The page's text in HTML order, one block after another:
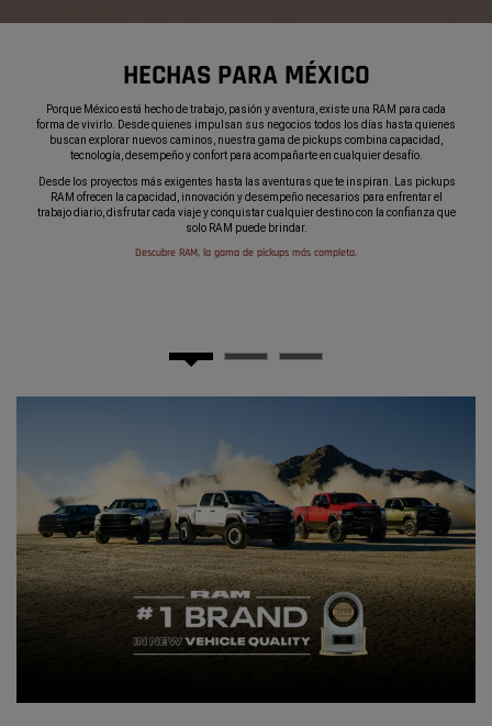
HECHAS PARA MÉXICO
Porque México está hecho de trabajo, pasión y aventura, existe una RAM para cada
forma de vivirlo. Desde quienes impulsan sus negocios todos los días hasta quienes
buscan explorar nuevos caminos, nuestra gama de pickups combina capacidad,
tecnología, desempeño y confort para acompañarte en cualquier desafío.
Desde los proyectos más exigentes hasta las aventuras que te inspiran. Las pickups
RAM ofrecen la capacidad, innovación y desempeño necesarios para enfrentar el
trabajo diario, disfrutar cada viaje y conquistar cualquier destino con la confianza que
solo RAM puede brindar.
Descubre RAM, la gama de pickups más completa.